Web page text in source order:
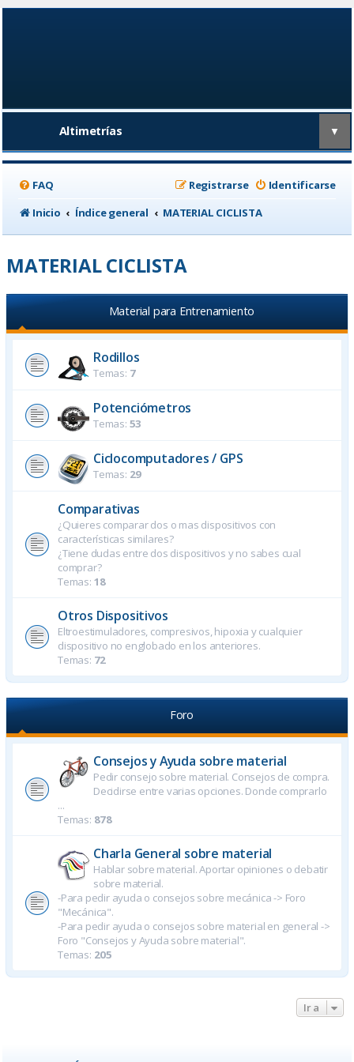
Altimetrías ▼
FAQ Identificarse
Registrarse
Inicio
Índice general MATERIAL CICLISTA
MATERIAL CICLISTA
Material para Entrenamiento
Rodillos
Temas: 7
Potenciómetros
Temas: 53
Ciclocomputadores / GPS
Temas: 29
Comparativas
¿Quieres comparar dos o mas dispositivos con
características similares?
¿Tiene dudas entre dos dispositivos y no sabes cual
comprar?
Temas: 18
Otros Dispositivos
Eltroestimuladores, compresivos, hipoxia y cualquier
dispositivo no englobado en los anteriores.
Temas: 72
Foro
Consejos y Ayuda sobre material
Pedir consejo sobre material. Consejos de compra.
Decidirse entre varias opciones. Donde comprarlo
...
Temas: 878
Charla General sobre material
Hablar sobre material. Aportar opiniones o debatir
sobre material.
-Para pedir ayuda o consejos sobre mecánica -> Foro
"Mecánica".
-Para pedir ayuda o consejos sobre material en general ->
Foro "Consejos y Ayuda sobre material".
Temas: 205
Ir a